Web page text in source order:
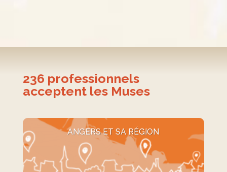
236 professionnels
acceptent les Muses
ANGERS ET SA RÉGION